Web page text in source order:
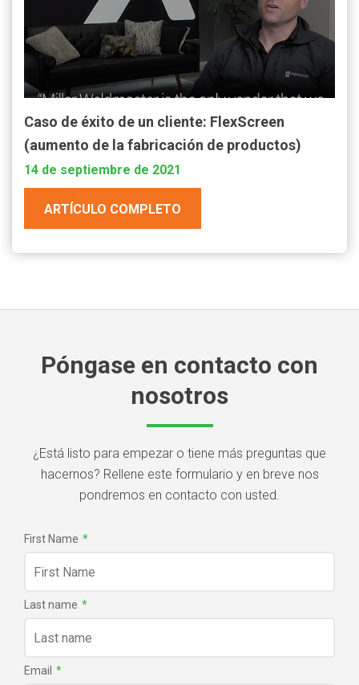
Caso de éxito de un cliente: FlexScreen
(aumento de la fabricación de productos)
14 de septiembre de 2021
ARTÍCULO COMPLETO
Póngase en contacto con
nosotros
¿Está listo para empezar o tiene más preguntas que
hacernos? Rellene este formulario y en breve nos
pondremos en contacto con usted.
First Name *
Last name *
Email *